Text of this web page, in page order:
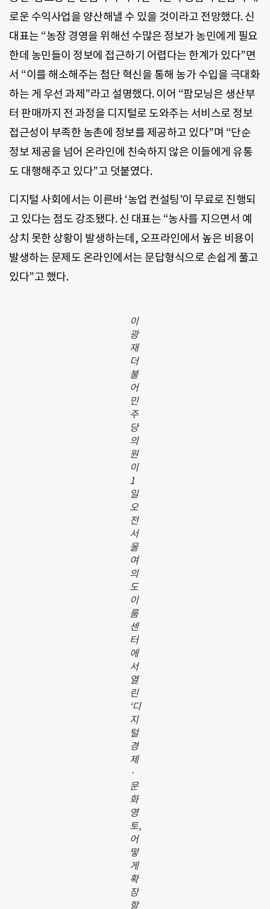
로운 수익사업을 양산해낼 수 있을 것이라고 전망했다. 신
대표는 “농장 경영을 위해선 수많은 정보가 농민에게 필요
한데 농민들이 정보에 접근하기 어렵다는 한계가 있다”면
서 “이를 해소해주는 첨단 혁신을 통해 농가 수입을 극대화
하는 게 우선 과제”라고 설명했다. 이어 “팜모닝은 생산부
터 판매까지 전 과정을 디지털로 도와주는 서비스로 정보
접근성이 부족한 농촌에 정보를 제공하고 있다”며 “단순
정보 제공을 넘어 온라인에 친숙하지 않은 이들에게 유통
도 대행해주고 있다”고 덧붙였다.
디지털 사회에서는 이른바 ‘농업 컨설팅’이 무료로 진행되
고 있다는 점도 강조됐다. 신 대표는 “농사를 지으면서 예
상치 못한 상황이 발생하는데, 오프라인에서 높은 비용이
발생하는 문제도 온라인에서는 문답형식으로 손쉽게 풀고
있다”고 했다.
이
광
재
더
불
어
민
주
당
의
원
이
1
일
오
전
서
울
여
의
도
이
룸
센
터
에
서
열
린
‘디
지
털
경
제
·
문
화
영
토,
어
떻
게
확
장
할